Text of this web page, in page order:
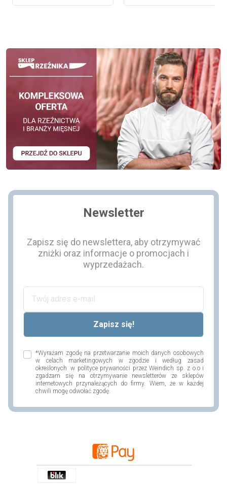
Newsletter
Zapisz się do newslettera, aby otrzymywać
zniżki oraz informacje o promocjach i
wyprzedażach.
*Wyrażam zgodę na przetwarzanie moich danych osobowych
w celach marketingowych w zgodzie i według zasad
określonych w polityce prywaności przez Weindich sp. z o.o i
zgadzam się na otrzymywanie newsletterów ze sklepów
internetowych przynależących do firmy. Wiem, że w każdej
chwili mogę odwołać zgodę.